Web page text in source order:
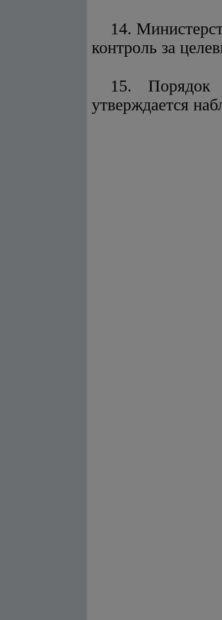
14.
контроль за
15. Порядок
утверждается